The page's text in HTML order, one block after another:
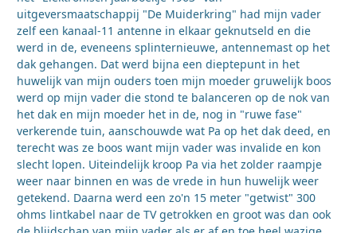
uitgeversmaatschappij "De Muiderkring" had mijn vader
zelf een kanaal-11 antenne in elkaar geknutseld en die
werd in de, eveneens splinternieuwe, antennemast op het
dak gehangen. Dat werd bijna een dieptepunt in het
huwelijk van mijn ouders toen mijn moeder gruwelijk boos
werd op mijn vader die stond te balanceren op de nok van
het dak en mijn moeder het in de, nog in "ruwe fase"
verkerende tuin, aanschouwde wat Pa op het dak deed, en
terecht was ze boos want mijn vader was invalide en kon
slecht lopen. Uiteindelijk kroop Pa via het zolder raampje
weer naar binnen en was de vrede in hun huwelijk weer
getekend. Daarna werd een zo'n 15 meter "getwist" 300
ohms lintkabel naar de TV getrokken en groot was dan ook